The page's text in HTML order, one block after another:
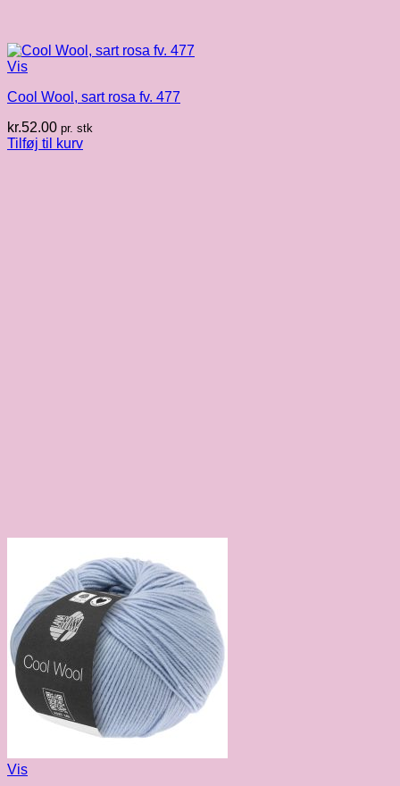
Vis
Cool Wool, sart rosa fv. 477
kr.52.00 pr. stk
Tilføj til kurv
Vis